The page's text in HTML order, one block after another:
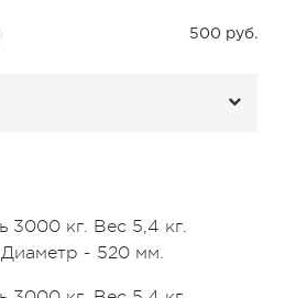
500 руб.
3000 кг. Вес 5,4 кг.
- 520 мм.